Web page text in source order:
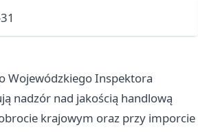
Wojewódzkiego Inspektora
nadzór nad jakością handlową
krajowym oraz przy imporcie